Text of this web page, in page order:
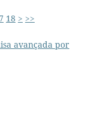
18 > >>
avançada por